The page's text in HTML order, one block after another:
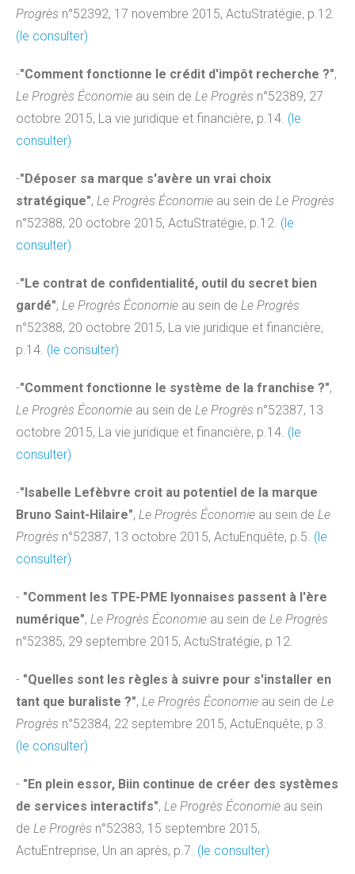
Progrès n°52392, 17 novembre 2015, ActuStratégie, p.12.
(le consulter)
-"Comment fonctionne le crédit d'impôt recherche ?",
Le Progrès Économie au sein de Le Progrès n°52389, 27
octobre 2015, La vie juridique et financière, p.14. (le
consulter)
-"Déposer sa marque s'avère un vrai choix
stratégique", Le Progrès Économie au sein de Le Progrès
n°52388, 20 octobre 2015, ActuStratégie, p.12. (le
consulter)
-"Le contrat de confidentialité, outil du secret bien
gardé", Le Progrès Économie au sein de Le Progrès
n°52388, 20 octobre 2015, La vie juridique et financière,
p.14. (le consulter)
-"Comment fonctionne le système de la franchise ?",
Le Progrès Économie au sein de Le Progrès n°52387, 13
octobre 2015, La vie juridique et financière, p.14. (le
consulter)
-"Isabelle Lefèbvre croit au potentiel de la marque
Bruno Saint-Hilaire", Le Progrès Économie au sein de Le
Progrès n°52387, 13 octobre 2015, ActuEnquête, p.5. (le
consulter)
- "Comment les TPE-PME lyonnaises passent à l'ère
numérique", Le Progrès Économie au sein de Le Progrès
n°52385, 29 septembre 2015, ActuStratégie, p.12.
- "Quelles sont les règles à suivre pour s'installer en
tant que buraliste ?", Le Progrès Économie au sein de Le
Progrès n°52384, 22 septembre 2015, ActuEnquête, p.3.
(le consulter)
- "En plein essor, Biin continue de créer des systèmes
de services interactifs", Le Progrès Économie au sein
de Le Progrès n°52383, 15 septembre 2015,
ActuEntreprise, Un an après, p.7. (le consulter)